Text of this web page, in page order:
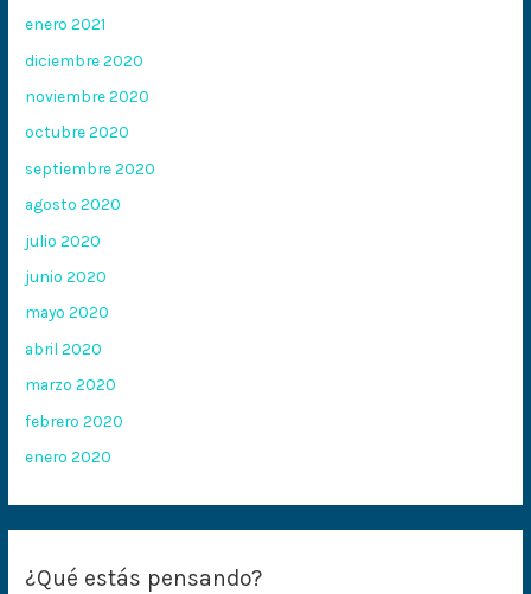
enero 2021
diciembre 2020
noviembre 2020
octubre 2020
septiembre 2020
agosto 2020
julio 2020
junio 2020
mayo 2020
abril 2020
marzo 2020
febrero 2020
enero 2020
¿Qué estás pensando?